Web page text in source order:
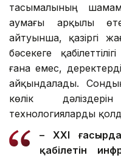
тасымалының
аумағы арқылы
айтуынша, қазіргі
бәсекеге
ғана емес,
айқындалады.
көлік
технологияларды
– XXI ғасырда
қабілетін